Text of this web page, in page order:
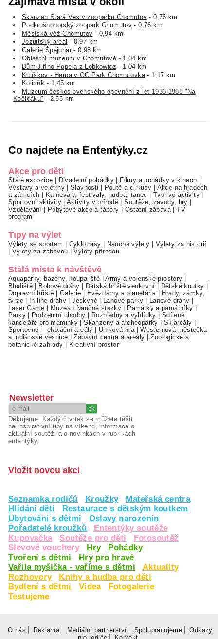
Skanzen Stará Ves v zooparku Chomutov - 0,76 km
Podkrušnohorský zoopark Chomutov - 0,76 km
Městská věž Chomutov - 0,94 km
Jezuitský areál - 0,97 km
Galerie Špejchar- 0,98 km
Oblastní muzeum v Chomutově - 1,04 km
Dům Jiřího Popela z Lobkowicz - 1,04 km
Kulíškov - Herna v OC Park Chomutovka - 1,17 km
Kolibřík - 1,45 km
Muzeum československého opevnění z let 1936-1938 "Na
Kočičáku" - 2,55 km
Co najdete na Ententýky.cz
Akce pro děti
Stálé expozice Divadelní pohádky Filmy a pohádky v kinech
Výstavy a veletrhy|Slavnosti Poutě a cirkusy
Akce na hradech
a zámcích
Karnevaly, festivaly, hudba, tanec Tvořivé aktivity
Sportovní aktivity|Aktivity v přírodě |Soutěže, závody, hry
Vzdělávání
Pobytové akce a tábory Ostatní zábava |TV
program
Tipy na výlet
Výlety se sportem Cyklotrasy Naučné výlety
Výlety za historií
Výlety za zábavou |Výlety přírodou
Stálá místa k návštěvě
Aquaparky, bazény, koupaliště |Army a vojenské prostory
Bludiště
Bobové dráhy Dětská hřiště venkovní Dětské koutky
Dopravní hřiště
Galerie Hvězdárny a planetária
Hrady, zámky,
tvrze| In-line dráhy |Jeskyně| Lanové parky Lanové dráhy
Laser Game
Muzea| Naučné stezky Památky a památníky
Parky| Podzemní chodby Rozhledny a vyhlídky
Sdílené
kanceláře pro maminky |Skanzeny a archeoparky Skiareály
Sportovně - relaxační areály
Úniková hra |Westernová městečka
a indiánské vesnice |Zábavní centra a areály |Zoologické a
botanické zahrady
Kreativní prostor
Newsletter
Děkujeme. Každý čtvrtek se můžete těšit
na inspirativní tipy na víkend, informace o
aktuální soutěži a o novinkách v rubrikách
ententýky.
Vložit novou akci
Seznamka rodičů Kroužky
Mateřská centra
Hlídání dětí
Restaurace s dětským koutkem
Ubytování s dětmi
Oslavy narozenin
Pořadatelé kroužků
Ententýky soutěže
Kupovačka
Soutěže pro děti
Fotosoutěž
Slevové vouchery
Hry
Pohádky
Tvoření s dětmi
Hry pro hravé
Vařila myšička - vaříme s dětmi
Aktuality
Rozhovory
Knihy a hudba pro děti
Bydlení s dětmi
Videa
Fotogalerie
Testujeme
O nás Reklama Mediální partnerství Spolupracujeme
Odkazy
pro rodiče
Kontakt